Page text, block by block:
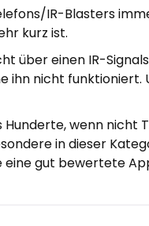
IR-Blasters
kurz ist.
über einen IR-
ihn nicht funktioniert.
Hunderte, wenn
in dieser
eine gut bewertete